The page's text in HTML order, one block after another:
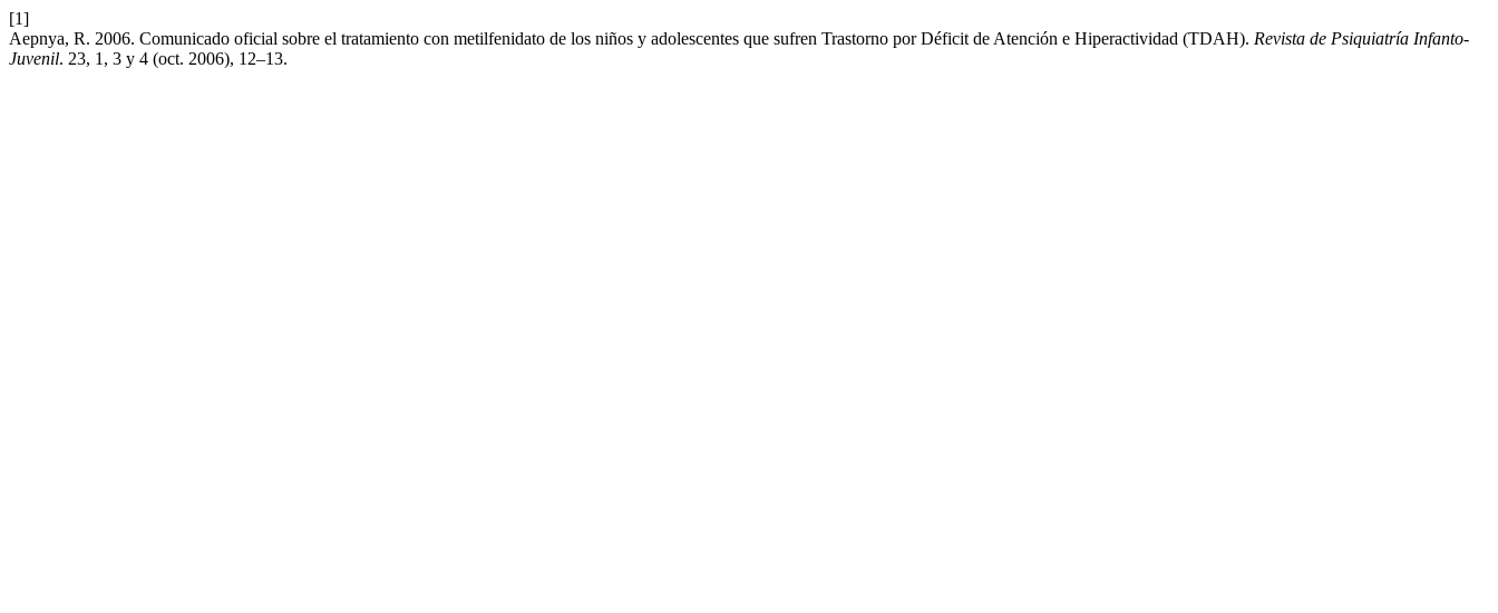
[1]
Aepnya, R. 2006. Comunicado oficial sobre el tratamiento con metilfenidato de los niños y adolescentes que sufren Trastorno por Déficit de Atención e Hiperactividad (TDAH). Revista de Psiquiatría Infanto-
Juvenil. 23, 1, 3 y 4 (oct. 2006), 12–13.